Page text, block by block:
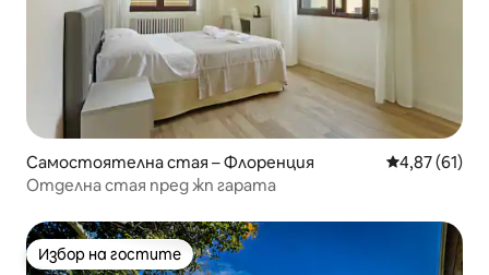
Самостоятелна стая – Флоренция Средна
4,87 (61)
Отделна стая пред жп гарата
Избор на гостите
Избор на гостите